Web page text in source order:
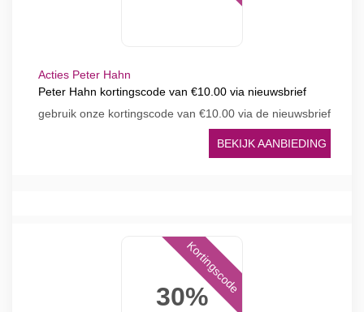
Acties Peter Hahn
Peter Hahn kortingscode van €10.00 via nieuwsbrief
gebruik onze kortingscode van €10.00 via de nieuwsbrief
BEKIJK AANBIEDING
30%
Kortingscode